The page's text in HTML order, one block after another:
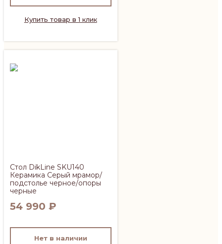
Купить товар в 1 клик
Стол DikLine SKU140
Керамика Серый мрамор/
подстолье черное/опоры
черные
54 990 ₽
Нет в наличии